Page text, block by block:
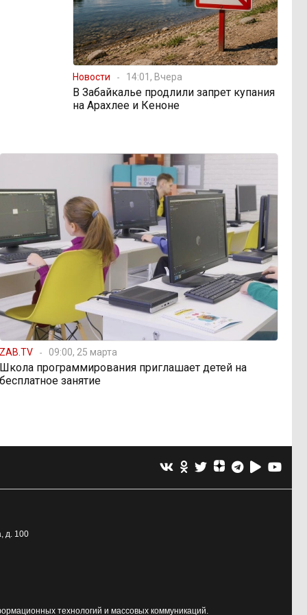
Новости 14:01, Вчера
В Забайкалье продлили запрет купания
на Арахлее и Кеноне
ZAB.TV 09:00, 25 марта
Школа программирования приглашает детей на
бесплатное занятие
д. 100
технологий и массовых коммуникаций.